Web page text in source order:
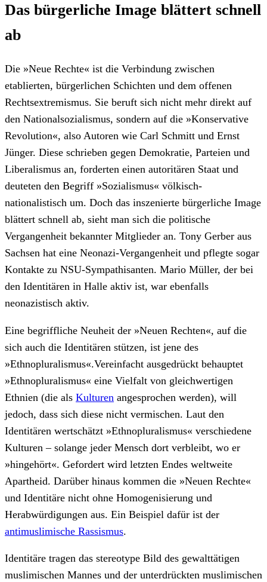
Das bürgerliche Image blättert schnell
ab
Die »Neue Rechte« ist die Verbindung zwischen
etablierten, bürgerlichen Schichten und dem offenen
Rechtsextremismus. Sie beruft sich nicht mehr direkt auf
den Nationalsozialismus, sondern auf die »Konservative
Revolution«, also Autoren wie Carl Schmitt und Ernst
Jünger. Diese schrieben gegen Demokratie, Parteien und
Liberalismus an, forderten einen autoritären Staat und
deuteten den Begriff »Sozialismus« völkisch-
nationalistisch um. Doch das inszenierte bürgerliche Image
blättert schnell ab, sieht man sich die politische
Vergangenheit bekannter Mitglieder an. Tony Gerber aus
Sachsen hat eine Neonazi-Vergangenheit und pflegte sogar
Kontakte zu NSU-Sympathisanten. Mario Müller, der bei
den Identitären in Halle aktiv ist, war ebenfalls
neonazistisch aktiv.
Eine begriffliche Neuheit der »Neuen Rechten«, auf die
sich auch die Identitären stützen, ist jene des
»Ethnopluralismus«.Vereinfacht ausgedrückt behauptet
»Ethnopluralismus« eine Vielfalt von gleichwertigen
Ethnien (die als Kulturen angesprochen werden), will
jedoch, dass sich diese nicht vermischen. Laut den
Identitären wertschätzt »Ethnopluralismus« verschiedene
Kulturen – solange jeder Mensch dort verbleibt, wo er
»hingehört«. Gefordert wird letzten Endes weltweite
Apartheid. Darüber hinaus kommen die »Neuen Rechte«
und Identitäre nicht ohne Homogenisierung und
Herabwürdigungen aus. Ein Beispiel dafür ist der
antimuslimische Rassismus.
Identitäre tragen das stereotype Bild des gewalttätigen
muslimischen Mannes und der unterdrückten muslimischen